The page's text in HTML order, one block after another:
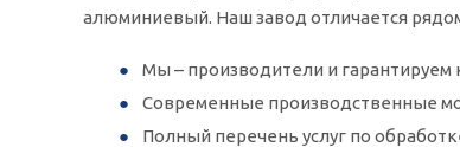
алюминиевый. Наш завод отличается
Мы – производители и гарантируем
Современные производственные
Полный перечень услуг по